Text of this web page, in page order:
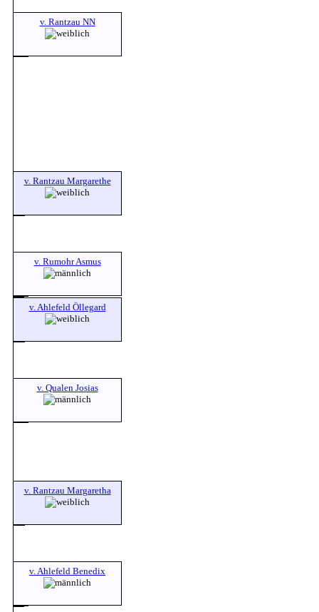
v. Rantzau NN
v. Rantzau Margarethe
v. Rumohr Asmus
v. Ahlefeld Öllegard
v. Qualen Josias
v. Rantzau Margaretha
v. Ahlefeld Benedix